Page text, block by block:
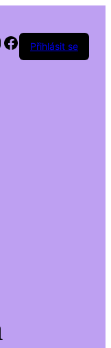
Instagram
Facebook
Přihlásit se